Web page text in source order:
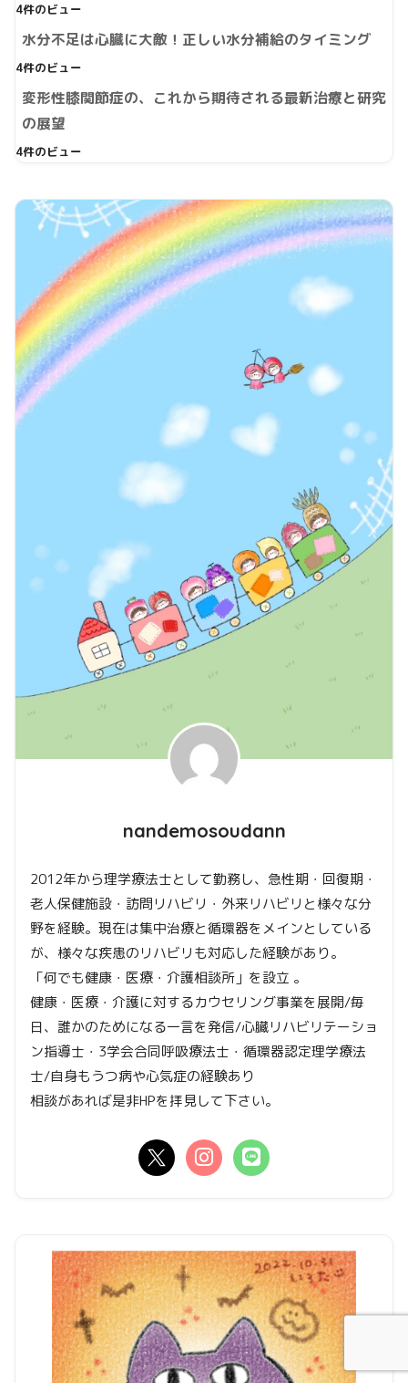
4件のビュー
水分不足は心臓に大敵！正しい水分補給のタイミング
4件のビュー
変形性膝関節症の、これから期待される最新治療と研究
の展望
4件のビュー
nandemosoudann
2012年から理学療法士として勤務し、急性期・回復期・
老人保健施設・訪問リハビリ・外来リハビリと様々な分
野を経験。現在は集中治療と循環器をメインとしている
が、様々な疾患のリハビリも対応した経験があり。
「何でも健康・医療・介護相談所」を設立 。
健康・医療・介護に対するカウセリング事業を展開/毎
日、誰かのためになる一言を発信/心臓リハビリテーショ
ン指導士・3学会合同呼吸療法士・循環器認定理学療法
士/自身もうつ病や心気症の経験あり
相談があれば是非HPを拝見して下さい。